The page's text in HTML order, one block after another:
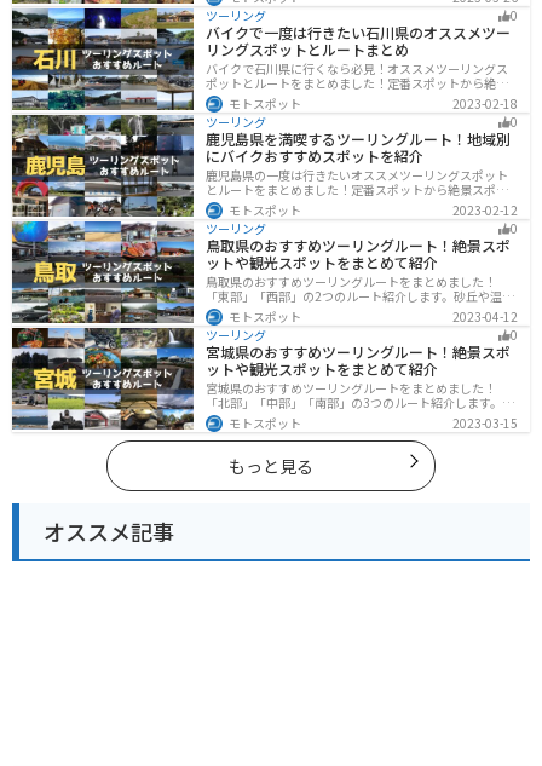
グスポットが多数あります。バイクで長野県にツーリン
グに行く際は参考にしてください。
ツーリング
0
バイクで一度は行きたい石川県のオススメツー
リングスポットとルートまとめ
バイクで石川県に行くなら必見！オススメツーリングス
ポットとルートをまとめました！定番スポットから絶景
スポット、温泉、海、グルメなど様々なジャンルで楽し
めます。バイクで石川ツーリングに行こうと思っている
人は、参考にしてください。
モトスポット
2023-02-18
ツーリング
0
鹿児島県を満喫するツーリングルート！地域別
にバイクおすすめスポットを紹介
鹿児島県の一度は行きたいオススメツーリングスポット
とルートをまとめました！定番スポットから絶景スポッ
ト、温泉、山、海、グルメなど様々なジャンルで楽しめ
ます。バイクで鹿児島ツーリングに行こうと思っている
人は、参考にしてください。
モトスポット
2023-02-12
ツーリング
0
鳥取県のおすすめツーリングルート！絶景スポ
ットや観光スポットをまとめて紹介
鳥取県のおすすめツーリングルートをまとめました！
「東部」「西部」の2つのルート紹介します。砂丘や温泉
地、歴史ある城跡など魅力溢れるスポットが多数あるの
で楽しめます。バイクで鳥取県にツーリングに行く際は
参考にしてください。
モトスポット
2023-04-12
ツーリング
0
宮城県のおすすめツーリングルート！絶景スポ
ットや観光スポットをまとめて紹介
宮城県のおすすめツーリングルートをまとめました！
「北部」「中部」「南部」の3つのルート紹介します。キ
ツネ村や広大な山や滝、湖などを歴史や自然を満喫する
ツーリングができます。バイクで宮城県にツーリングに
行く際は参考にしてください。
モトスポット 2023-03-15
もっと見る
オススメ記事